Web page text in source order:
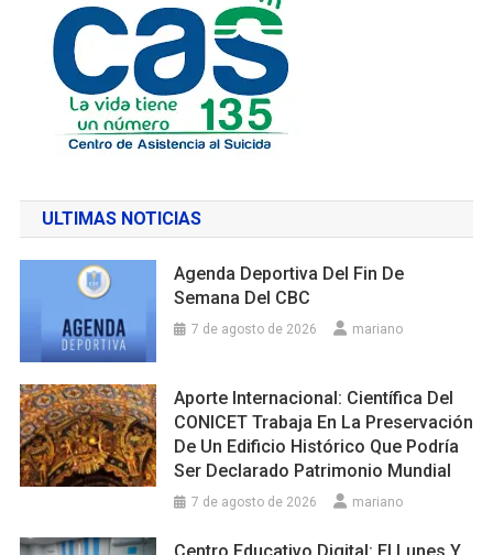
ULTIMAS NOTICIAS
Agenda Deportiva Del Fin De
Semana Del CBC
7 de agosto de 2026 mariano
Aporte Internacional: Científica Del
CONICET Trabaja En La Preservación
De Un Edificio Histórico Que Podría
Ser Declarado Patrimonio Mundial
7 de agosto de 2026 mariano